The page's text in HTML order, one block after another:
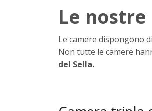
Le
Le camere dispongono
Non tutte le camere
del Sella.